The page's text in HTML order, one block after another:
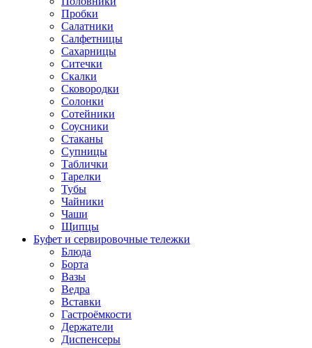
Пробки
Салатники
Салфетницы
Сахарницы
Ситечки
Скалки
Сковородки
Солонки
Сотейники
Соусники
Стаканы
Супницы
Таблички
Тарелки
Тубы
Чайники
Чаши
Щипцы
Буфет и сервировочные тележки
Блюда
Борта
Вазы
Ведра
Вставки
Гастроёмкости
Держатели
Диспенсеры